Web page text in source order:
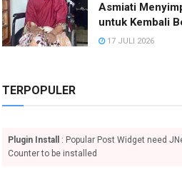
Asmiati
untuk Kembali
17 JULI 2026
TERPOPULER
Plugin Install
: Popular Post Widget need
Counter to be installed